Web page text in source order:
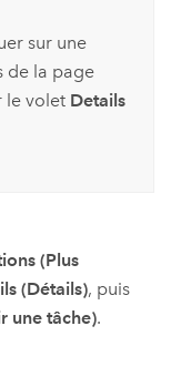
sur une
de la page
le volet Details
(Plus
(Détails), puis
une tâche).